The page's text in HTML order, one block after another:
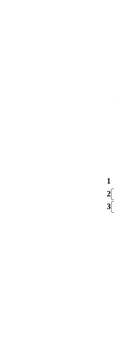
1
2
3